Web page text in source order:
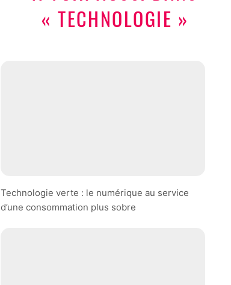
« TECHNOLOGIE »
Technologie verte : le numérique au service
d’une consommation plus sobre